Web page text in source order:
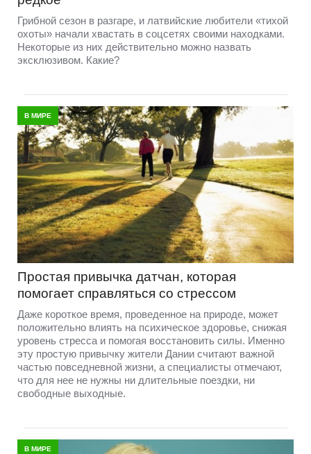
Грибной сезон в разгаре, и латвийские любители «тихой
охоты» начали хвастать в соцсетях своими находками.
Некоторые из них действительно можно назвать
эксклюзивом. Какие?
В МИРЕ
Простая привычка датчан, которая
помогает справляться со стрессом
Даже короткое время, проведенное на природе, может
положительно влиять на психическое здоровье, снижая
уровень стресса и помогая восстановить силы. Именно
эту простую привычку жители Дании считают важной
частью повседневной жизни, а специалисты отмечают,
что для нее не нужны ни длительные поездки, ни
свободные выходные.
В МИРЕ